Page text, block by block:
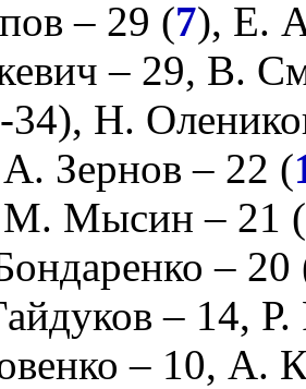
– 29 (7), Е.
– 29, В.
-34), Н.
А. Зернов – 22 (
М. Мысин – 21 (
– 20
– 14, Р.
– 10, А.